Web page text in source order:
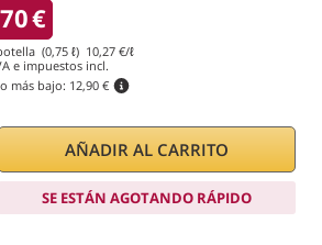
€
(0,75 ℓ) 10,27 €/ℓ
e impuestos incl.
más bajo: 12,90 €
AÑADIR AL CARRITO
SE ESTÁN AGOTANDO RÁPIDO